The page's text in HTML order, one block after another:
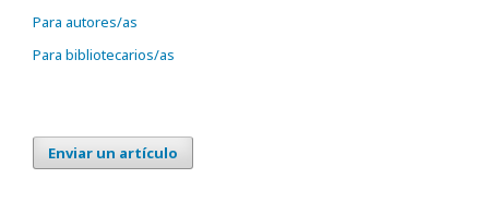
Para autores/as
Para bibliotecarios/as
Enviar un artículo